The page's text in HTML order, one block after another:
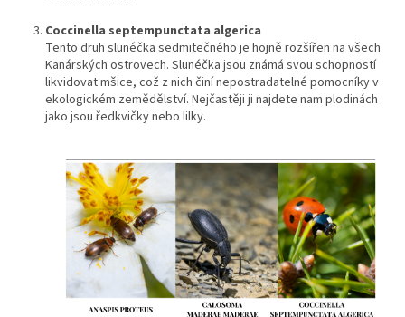
Coccinella septempunctata algerica
Tento druh slunéčka sedmitečného je hojně rozšířen na všech
Kanárských ostrovech. Slunéčka jsou známá svou schopností
likvidovat mšice, což z nich činí nepostradatelné pomocníky v
ekologickém zemědělství. Nejčastěji ji najdete nam plodinách
jako jsou ředkvičky nebo lilky.